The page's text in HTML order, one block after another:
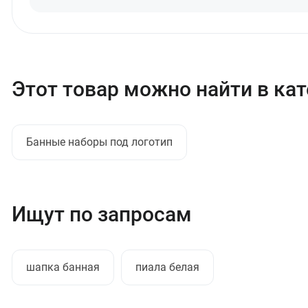
Этот товар можно найти в
Банные наборы под логотип
Ищут по запросам
шапка банная пиала белая